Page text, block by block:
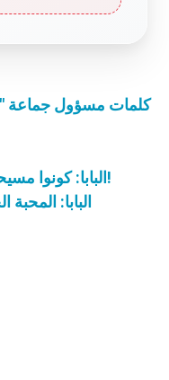
كلمات مسؤول جماعة
البابا: كونوا مسيحيين ولا تعيشوا حياة مزدوجة!
البابا: المحبة